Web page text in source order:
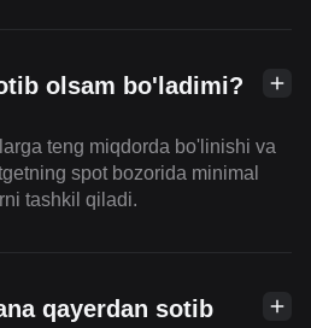
olsam bo'ladimi?
teng miqdorda bo'linishi va
spot bozorida minimal
tashkil qiladi.
qayerdan sotib